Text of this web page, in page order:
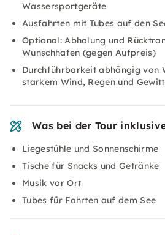
Wassersportgeräte
Ausfahrten mit Tubes auf den
Optional: Abholung und
Wunschhafen (gegen Aufpreis)
Durchführbarkeit abhängig von
starkem Wind, Regen und
Was bei der Tour
Liegestühle und Sonnenschirme
Tische für Snacks und Getränke
Musik vor Ort
Tubes für Fahrten auf dem See